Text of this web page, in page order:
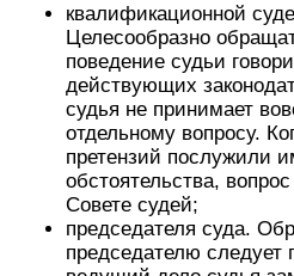
квалификационной
Целесообразно
поведение судьи
действующих
судья не принимает
отдельному вопросу.
претензий послужили
обстоятельства,
Совете судей;
председателя суда.
председателю следует